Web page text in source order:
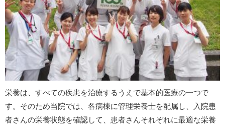
栄養は、すべての疾患を治療するうえで基本的医療の一つで
す。そのため当院では、各病棟に管理栄養士を配属し、入院患
者さんの栄養状態を確認して、患者さんそれぞれに最適な栄養